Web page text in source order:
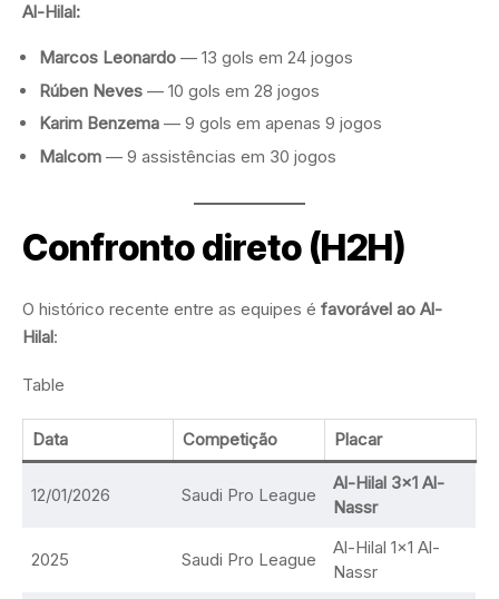
Al-Hilal:
Marcos Leonardo — 13 gols em 24 jogos
Rúben Neves — 10 gols em 28 jogos
Karim Benzema — 9 gols em apenas 9 jogos
Malcom — 9 assistências em 30 jogos
Confronto direto (H2H)
O histórico recente entre as equipes é favorável ao Al-
Hilal:
Table
Data Competição Placar
12/01/2026 Saudi Pro League
Al-Hilal 3×1 Al-
Nassr
2025 Saudi Pro League
Al-Hilal 1×1 Al-
Nassr